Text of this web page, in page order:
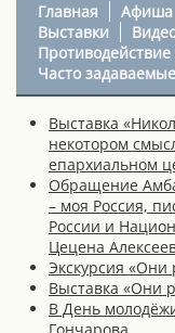
Главная Афиша
Выставки
Часто
Выставка
некотором
епархиальном
Обращение
– моя Россия,
России и
Цецена
Экскурсия
Выставка «Они
В День